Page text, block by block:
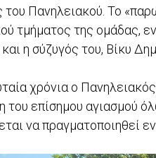
Πανηλειακού. Το
τμήματος της ομάδας,
η σύζυγός του, Βίκυ
χρόνια ο
επίσημου αγιασμού
να πραγματοποιηθεί